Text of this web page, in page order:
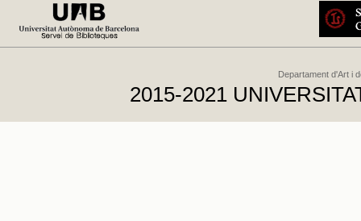
Departament d'Art i
2015-2021